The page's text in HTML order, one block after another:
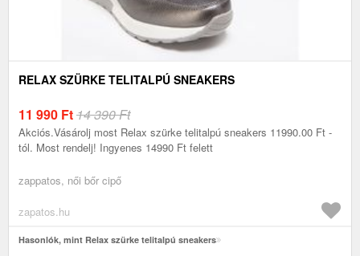
RELAX SZÜRKE TELITALPÚ SNEAKERS
11 990 Ft14 390 Ft
Akciós.Vásárolj most Relax szürke telitalpú sneakers 11990.00 Ft -
tól. Most rendelj! Ingyenes 14990 Ft felett
zappatos, női bőr cipő
zapatos.hu
Hasonlók, mint Relax szürke telitalpú sneakers